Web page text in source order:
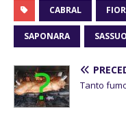
CABRAL
SAPONARA
Tanto